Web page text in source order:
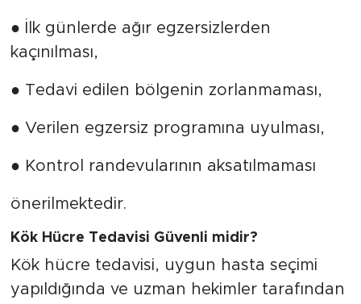
● İlk günlerde ağır egzersizlerden
kaçınılması,
● Tedavi edilen bölgenin zorlanmaması,
● Verilen egzersiz programına uyulması,
● Kontrol randevularının aksatılmaması
önerilmektedir.
Kök Hücre Tedavisi Güvenli midir?
Kök hücre tedavisi, uygun hasta seçimi
yapıldığında ve uzman hekimler tarafından